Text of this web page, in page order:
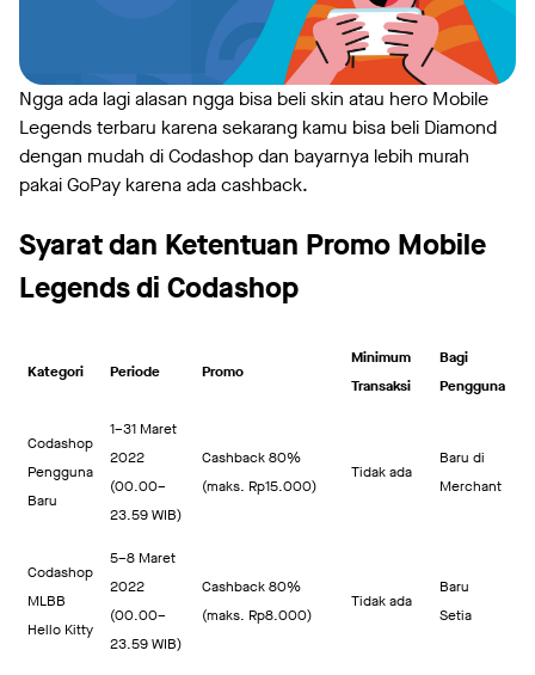
Ngga ada lagi alasan ngga bisa beli skin atau hero Mobile
Legends terbaru karena sekarang kamu bisa beli Diamond
dengan mudah di Codashop dan bayarnya lebih murah
pakai GoPay karena ada cashback.
Syarat dan Ketentuan Promo Mobile
Legends di Codashop
Kategori Periode Promo
Minimum
Transaksi
Bagi
Pengguna
Codashop
Pengguna
Baru
1–31 Maret
2022
(00.00–
23.59 WIB)
Cashback 80%
(maks. Rp15.000)
Tidak ada
Baru di
Merchant
Codashop
MLBB
Hello Kitty
5–8 Maret
2022
(00.00–
23.59 WIB)
Cashback 80%
(maks. Rp8.000)
Tidak ada
Baru
Setia